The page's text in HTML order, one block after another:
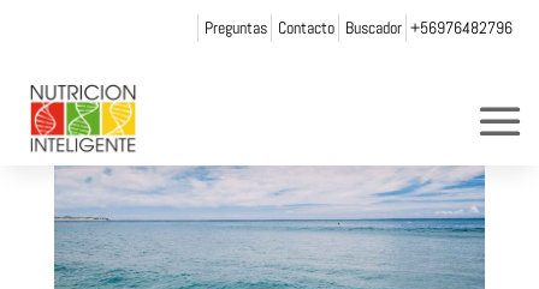
Preguntas Contacto Buscador +56976482796
porWeb Admin NI